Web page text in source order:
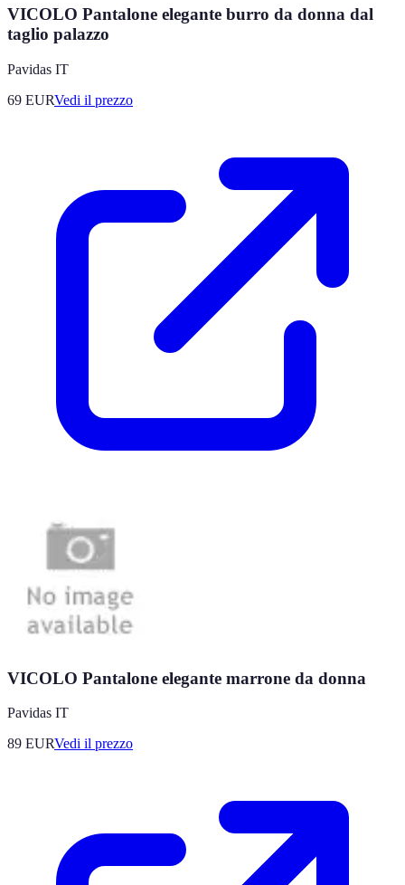
VICOLO Pantalone elegante burro da donna dal
taglio palazzo
Pavidas IT
69 EURVedi il prezzo
VICOLO Pantalone elegante marrone da donna
Pavidas IT
89 EURVedi il prezzo